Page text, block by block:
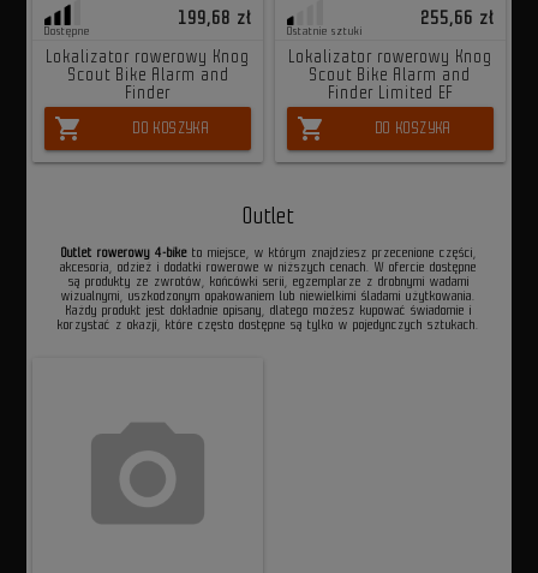
Dostępne
199,68 zł
Lokalizator rowerowy Knog
Scout Bike Alarm and
Finder
shopping_cart DO KOSZYKA
Ostatnie sztuki
255,66 zł
Lokalizator rowerowy Knog
Scout Bike Alarm and
Finder Limited EF
shopping_cart DO KOSZYKA
Outlet
Outlet rowerowy 4-biketo miejsce, w którym znajdziesz przecenione części,
akcesoria, odzież i dodatki rowerowe w niższych cenach. W ofercie dostępne
są produkty ze zwrotów, końcówki serii, egzemplarze z drobnymi wadami
wizualnymi, uszkodzonym opakowaniem lub niewielkimi śladami użytkowania.
Każdy produkt jest dokładnie opisany, dlatego możesz kupować świadomie i
korzystać z okazji, które często dostępne są tylko w pojedynczych sztukach.